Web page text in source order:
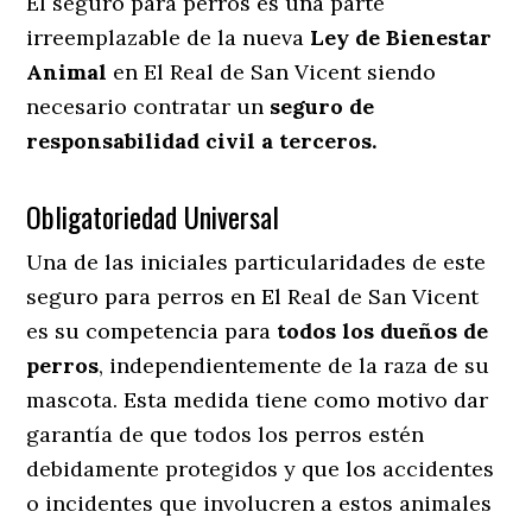
irreemplazable de la nueva Ley de Bienestar
Animal en El Real de San Vicent siendo
necesario contratar un seguro de
responsabilidad civil a terceros.
Obligatoriedad Universal
Una de las iniciales particularidades de este
seguro para perros en El Real de San Vicent
es su competencia para todos los dueños de
perros, independientemente de la raza de su
mascota. Esta medida tiene como motivo dar
garantía de que todos los perros estén
debidamente protegidos y que los accidentes
o incidentes que involucren a estos animales